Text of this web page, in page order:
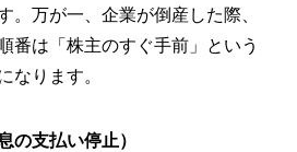
。万が一、企業が倒産した際、
番は「株主のすぐ手前」という
なります。
の支払い停止）